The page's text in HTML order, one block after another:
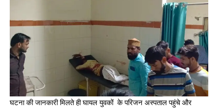
घटना की जानकारी मिलते ही घायल युवकों के परिजन अस्पताल पहुंचे और